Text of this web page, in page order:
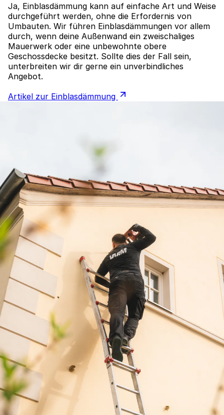
Ja, Einblasdämmung kann auf einfache Art und Weise
durchgeführt werden, ohne die Erfordernis von
Umbauten. Wir führen Einblasdämmungen vor allem
durch, wenn deine Außenwand ein zweischaliges
Mauerwerk oder eine unbewohnte obere
Geschossdecke besitzt. Sollte dies der Fall sein,
unterbreiten wir dir gerne ein unverbindliches
Angebot.
Artikel zur Einblasdämmung